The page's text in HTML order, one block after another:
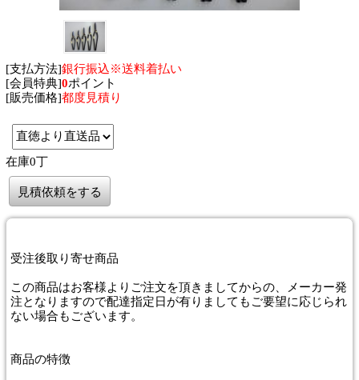
[支払方法]銀行振込※送料着払い
[会員特典]0ポイント
[販売価格]都度見積り
在庫0丁
見積依頼をする
受注後取り寄せ商品
この商品はお客様よりご注文を頂きましてからの、メーカー発
注となりますので配達指定日が有りましてもご要望に応じられ
ない場合もございます。
商品の特徴